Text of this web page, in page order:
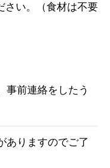
さい。（食材は不要
事前連絡をしたう
ありますのでご了